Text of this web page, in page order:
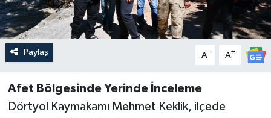
Paylaş A- A+
Afet Bölgesinde Yerinde İnceleme
Dörtyol Kaymakamı Mehmet Keklik, ilçede